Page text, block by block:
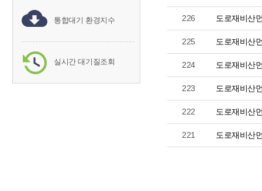
통합대기 환경지수
실시간 대기질조회
226 도로재비산
225 도로재비산
224 도로재비산
223 도로재비산
222 도로재비산
221 도로재비산